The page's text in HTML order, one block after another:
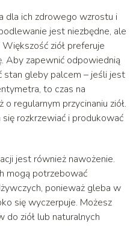
dla ich zdrowego wzrostu i
jest niezbędne, ale
ziół preferuje
Aby zapewnić odpowiednią
gleby palcem – jeśli jest
to czas na
regularnym przycinaniu ziół.
rozkrzewiać i produkować
jest również nawożenie.
mogą potrzebować
ponieważ gleba w
się wyczerpuje. Możesz
do ziół lub naturalnych